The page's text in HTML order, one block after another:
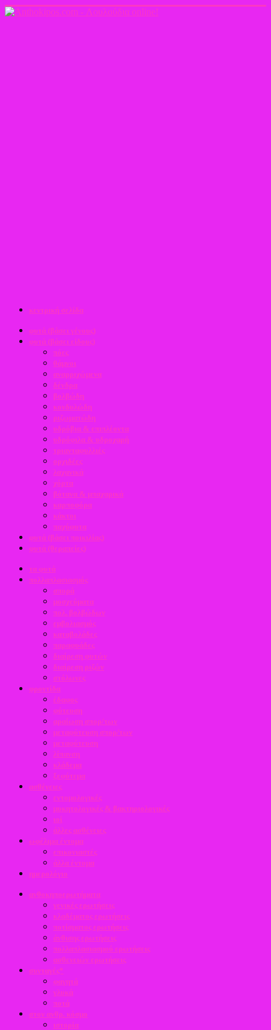
κεντρική σελίδα
φυτά (βάσει γένους)
φυτά (βάσει είδους)
πόες
θάμνοι
αναρριχώμενα
δένδρα
βολβώδη
κονδυλώδη
ριζωματώδη
υδρόβια & επιπλέοντα
υδρόφιλα & υδροχαρή
τριανταφυλλιές
ορχιδέες
λαχανικά
χόρτα
βότανα & μπαχαρικά
καρποφόρα
κάκτοι
παχύφυτα
φυτά (βάσει ποικιλίας)
φυτά (θεραπείες)
τα φυτά
πολλαπλασιασμός
σπορά
μοσχεύματα
πολ. βολβώδων
εμβολιασμός
καταβολάδες
παραφυάδες
διαίρεση φυτών
διαίρεση ριζών
στόλωνες
φροντίδα
έδαφος
φύτευση
αραίωση σπορ/των
μεταφύτευση σπορ/των
μεταφύτευση
λίπανση
κλάδεμα
ξεφύτεμα
ασθένειες
εντομολογικές
μυκητολογικές & βακτηριολογικές
ιοί
άλλες ασθένειες
ωφέλιμα έντομα
επικονιαστές
άλλα έντομα
ημερολόγιο
ανθοκηποερωτήματα
γενικές ερωτήσεις
κλαδέματος ερωτήσεις
ποτίσματος ερωτήσεις
άνθισης ερωτήσεις
πολλαπλασιασμού ερωτήσεις
ασθενειών ερωτήσεις
συνταγές*
φαγητά
γλυκά
ποτά
στον ανθρ. κόσμο
ιστορία